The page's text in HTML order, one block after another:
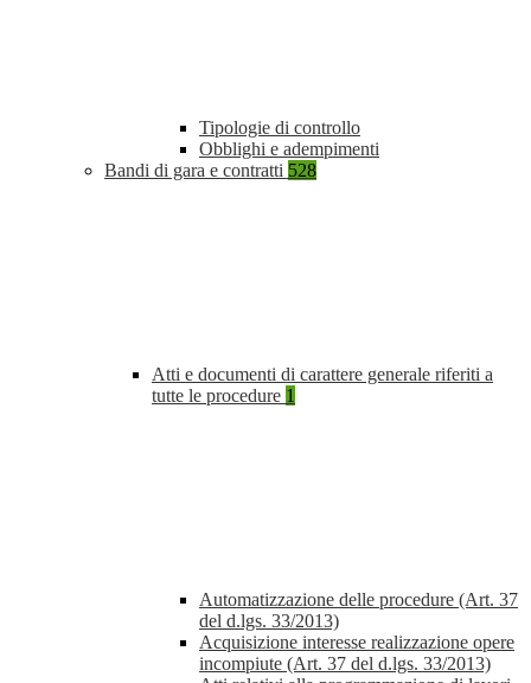
Tipologie di controllo
Obblighi e adempimenti
Bandi di gara e contratti 528
Atti e documenti di carattere generale riferiti a
tutte le procedure 1
Automatizzazione delle procedure (Art. 37
del d.lgs. 33/2013)
Acquisizione interesse realizzazione opere
incompiute (Art. 37 del d.lgs. 33/2013)